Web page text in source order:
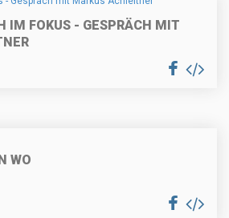
IM FOKUS - GESPRÄCH MIT
WO